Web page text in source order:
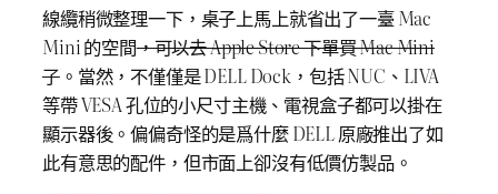
線纜稍微整理一下，桌子上馬上就省出了一臺 Mac
Mini 的空間，可以去 Apple Store 下單買 Mac Mini
了。當然，不僅僅是 DELL Dock，包括 NUC、LIVA
等帶 VESA 孔位的小尺寸主機、電視盒子都可以掛在
顯示器後。偏偏奇怪的是爲什麼 DELL 原廠推出了如
此有意思的配件，但市面上卻沒有低價仿製品。